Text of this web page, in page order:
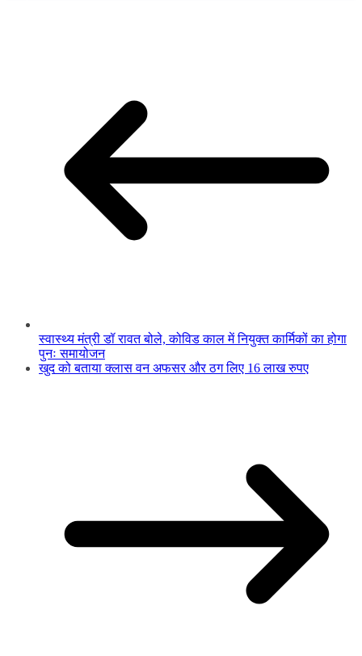
स्वास्थ्य मंत्री डॉ रावत बोले, कोविड काल में नियुक्त कार्मिकों का होगा
पुनः समायोजन
खुद को बताया क्लास वन अफसर और ठग लिए 16 लाख रुपए